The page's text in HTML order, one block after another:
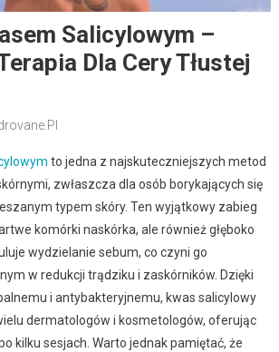
Salicylowym –
Dla Cery Tłustej
to jedna z najskuteczniejszych metod
zwłaszcza dla osób borykających się
typem skóry. Ten wyjątkowy zabieg
komórki naskórka, ale również głęboko
wydzielanie sebum, co czyni go
w redukcji trądziku i zaskórników. Dzięki
i antybakteryjnemu, kwas salicylowy
dermatologów i kosmetologów, oferując
kilku sesjach. Warto jednak pamiętać, że